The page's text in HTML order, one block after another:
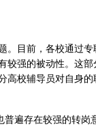
目前，各校通过
强的被动性。这
校辅导员对自身
遍存在较强的转